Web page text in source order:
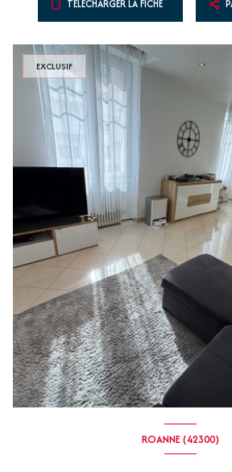
TÉLÉCHARGER LA FICHE
EXCLUSIF
ROANNE (42300)